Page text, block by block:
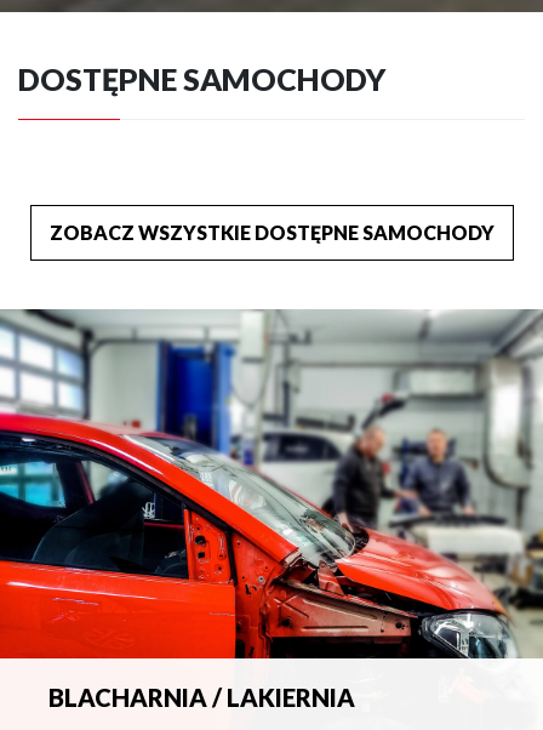
DOSTĘPNE SAMOCHODY
ZOBACZ WSZYSTKIE DOSTĘPNE SAMOCHODY
BLACHARNIA / LAKIERNIA